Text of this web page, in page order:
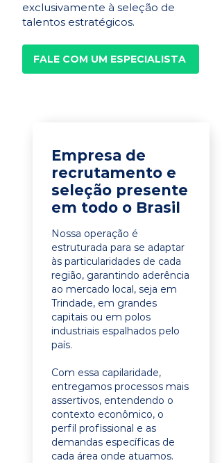
exclusivamente à seleção de
talentos estratégicos.
FALE COM UM ESPECIALISTA
Empresa de
recrutamento e
seleção presente
em todo o Brasil
Nossa operação é
estruturada para se adaptar
às particularidades de cada
região, garantindo aderência
ao mercado local, seja em
Trindade, em grandes
capitais ou em polos
industriais espalhados pelo
país.
Com essa capilaridade,
entregamos processos mais
assertivos, entendendo o
contexto econômico, o
perfil profissional e as
demandas específicas de
cada área onde atuamos.